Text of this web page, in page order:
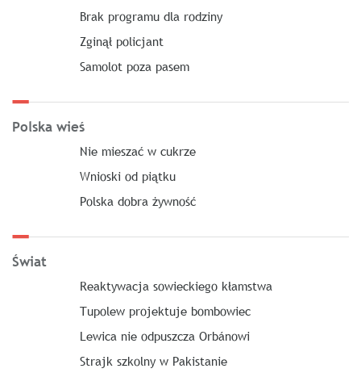
Brak programu dla rodziny
Zginął policjant
Samolot poza pasem
Polska wieś
Nie mieszać w cukrze
Wnioski od piątku
Polska dobra żywność
Świat
Reaktywacja sowieckiego kłamstwa
Tupolew projektuje bombowiec
Lewica nie odpuszcza Orbánowi
Strajk szkolny w Pakistanie